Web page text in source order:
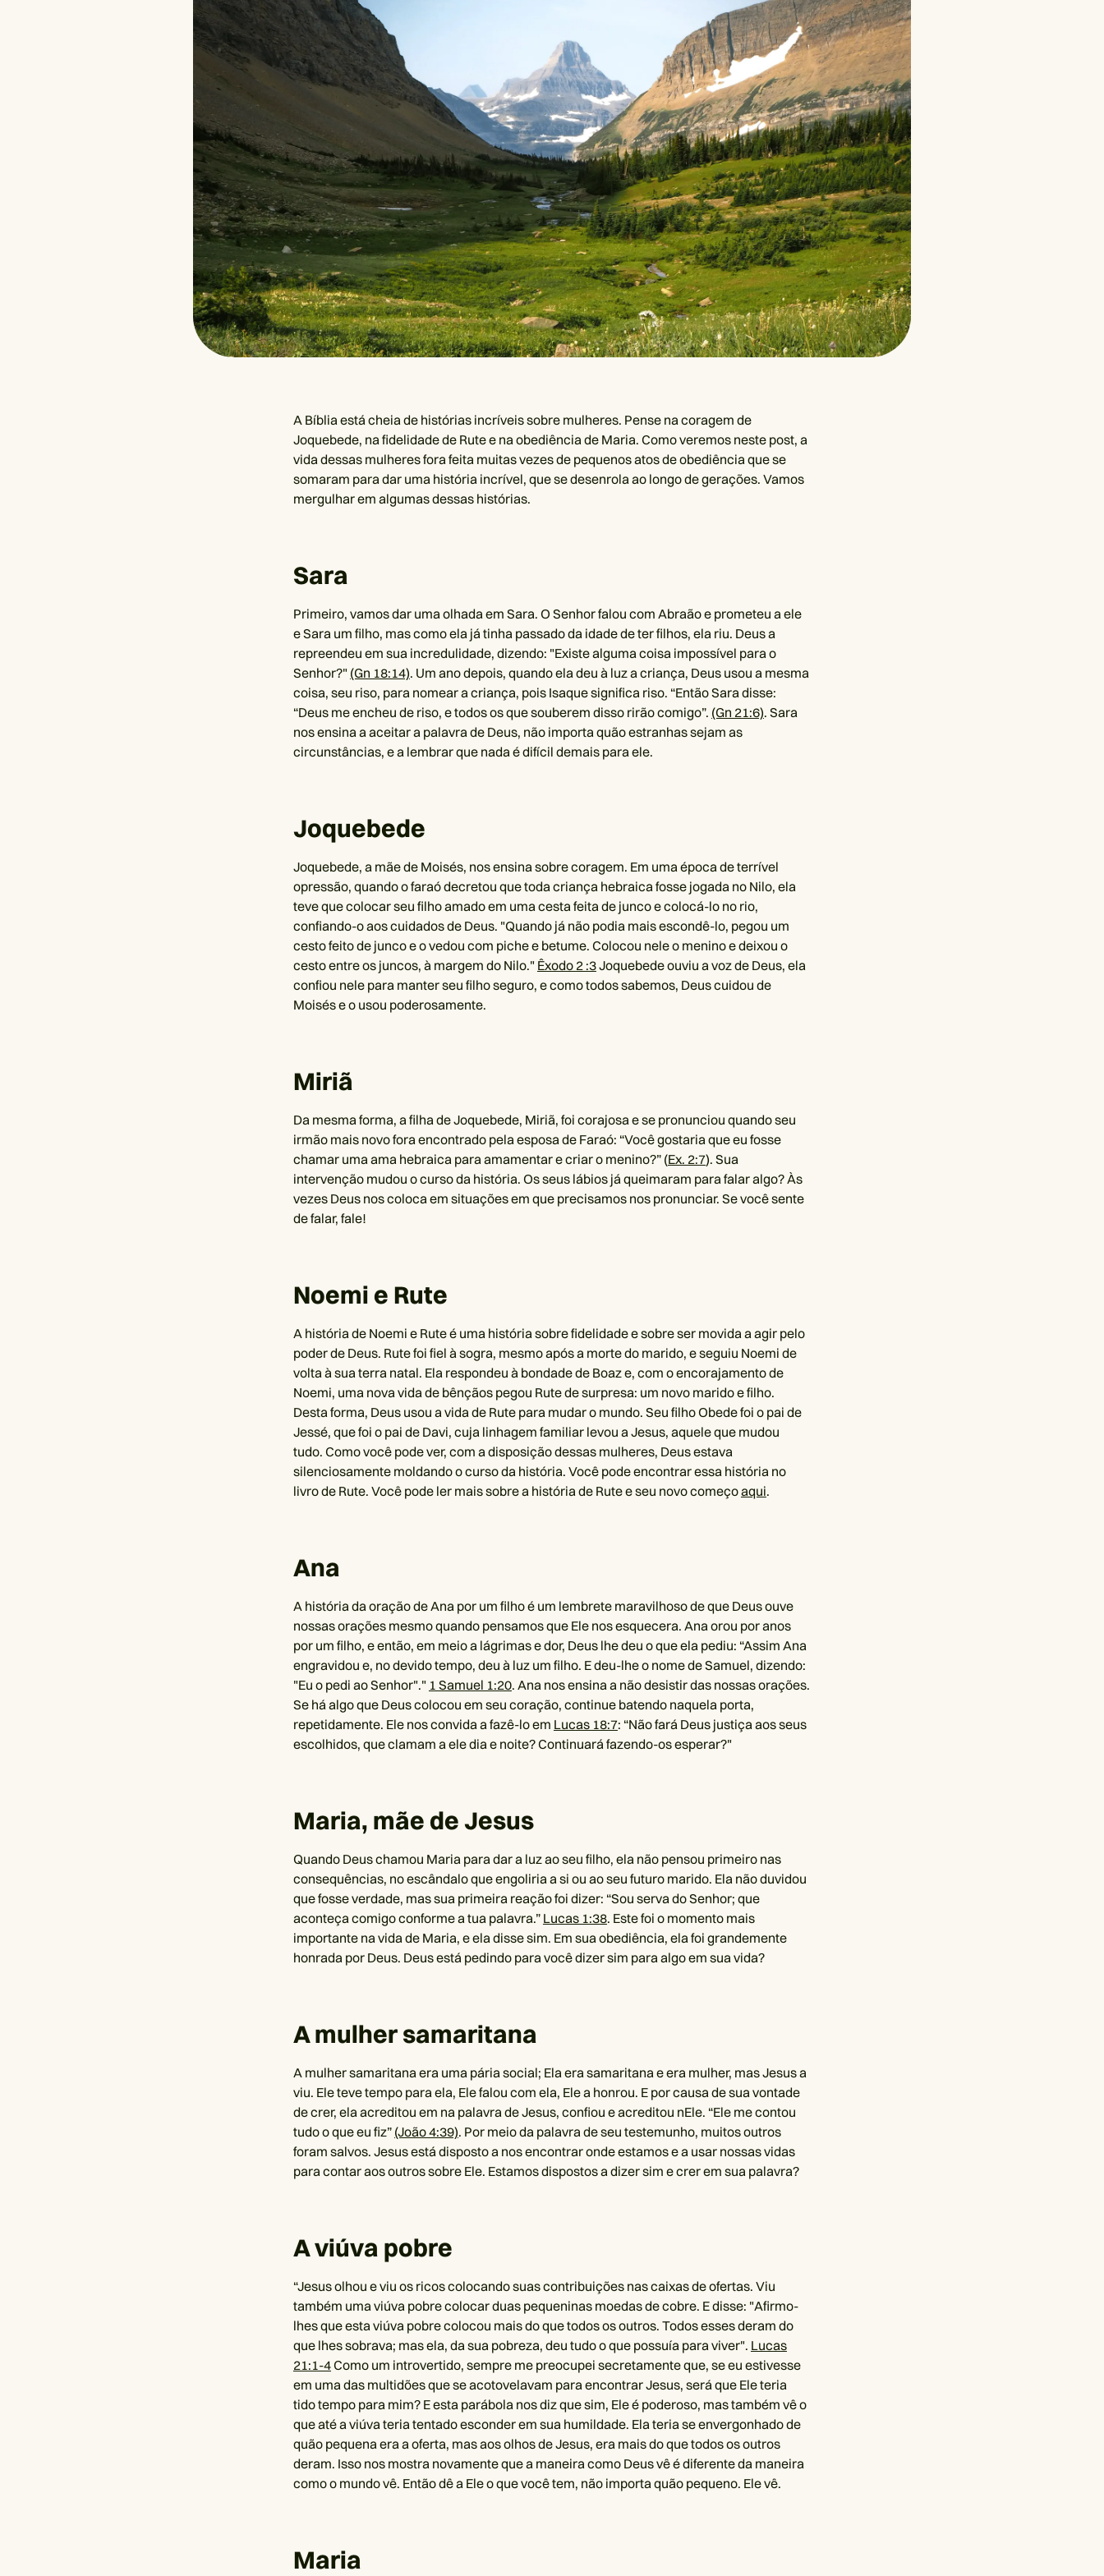
A Bíblia está cheia de histórias incríveis sobre mulheres. Pense na coragem de
Joquebede, na fidelidade de Rute e na obediência de Maria. Como veremos neste post, a
vida dessas mulheres fora feita muitas vezes de pequenos atos de obediência que se
somaram para dar uma história incrível, que se desenrola ao longo de gerações. Vamos
mergulhar em algumas dessas histórias.
Sara
Primeiro, vamos dar uma olhada em Sara. O Senhor falou com Abraão e prometeu a ele
e Sara um filho, mas como ela já tinha passado da idade de ter filhos, ela riu. Deus a
repreendeu em sua incredulidade, dizendo: "Existe alguma coisa impossível para o
Senhor?" (Gn 18:14). Um ano depois, quando ela deu à luz a criança, Deus usou a mesma
coisa, seu riso, para nomear a criança, pois Isaque significa riso. “Então Sara disse:
“Deus me encheu de riso, e todos os que souberem disso rirão comigo”. (Gn 21:6). Sara
nos ensina a aceitar a palavra de Deus, não importa quão estranhas sejam as
circunstâncias, e a lembrar que nada é difícil demais para ele.
Joquebede
Joquebede, a mãe de Moisés, nos ensina sobre coragem. Em uma época de terrível
opressão, quando o faraó decretou que toda criança hebraica fosse jogada no Nilo, ela
teve que colocar seu filho amado em uma cesta feita de junco e colocá-lo no rio,
confiando-o aos cuidados de Deus. "Quando já não podia mais escondê-lo, pegou um
cesto feito de junco e o vedou com piche e betume. Colocou nele o menino e deixou o
cesto entre os juncos, à margem do Nilo." Êxodo 2 :3Joquebede ouviu a voz de Deus, ela
confiou nele para manter seu filho seguro, e como todos sabemos, Deus cuidou de
Moisés e o usou poderosamente.
Miriã
Da mesma forma, a filha de Joquebede, Miriã, foi corajosa e se pronunciou quando seu
irmão mais novo fora encontrado pela esposa de Faraó: “Você gostaria que eu fosse
chamar uma ama hebraica para amamentar e criar o menino?” (Ex. 2:7). Sua
intervenção mudou o curso da história. Os seus lábios já queimaram para falar algo? Às
vezes Deus nos coloca em situações em que precisamos nos pronunciar. Se você sente
de falar, fale!
Noemi e Rute
A história de Noemi e Rute é uma história sobre fidelidade e sobre ser movida a agir pelo
poder de Deus. Rute foi fiel à sogra, mesmo após a morte do marido, e seguiu Noemi de
volta à sua terra natal. Ela respondeu à bondade de Boaz e, com o encorajamento de
Noemi, uma nova vida de bênçãos pegou Rute de surpresa: um novo marido e filho.
Desta forma, Deus usou a vida de Rute para mudar o mundo. Seu filho Obede foi o pai de
Jessé, que foi o pai de Davi, cuja linhagem familiar levou a Jesus, aquele que mudou
tudo. Como você pode ver, com a disposição dessas mulheres, Deus estava
silenciosamente moldando o curso da história. Você pode encontrar essa história no
livro de Rute. Você pode ler mais sobre a história de Rute e seu novo começoaqui.
Ana
A história da oração de Ana por um filho é um lembrete maravilhoso de que Deus ouve
nossas orações mesmo quando pensamos que Ele nos esquecera. Ana orou por anos
por um filho, e então, em meio a lágrimas e dor, Deus lhe deu o que ela pediu: “Assim Ana
engravidou e, no devido tempo, deu à luz um filho. E deu-lhe o nome de Samuel, dizendo:
"Eu o pedi ao Senhor"." 1 Samuel 1:20. Ana nos ensina a não desistir das nossas orações.
Se há algo que Deus colocou em seu coração, continue batendo naquela porta,
repetidamente. Ele nos convida a fazê-lo em Lucas 18:7: ​​“Não fará Deus justiça aos seus
escolhidos, que clamam a ele dia e noite? Continuará fazendo-os esperar?"
Maria, mãe de Jesus
Quando Deus chamou Maria para dar a luz ao seu filho, ela não pensou primeiro nas
consequências, no escândalo que engoliria a si ou ao seu futuro marido. Ela não duvidou
que fosse verdade, mas sua primeira reação foi dizer: “Sou serva do Senhor; que
aconteça comigo conforme a tua palavra.” Lucas 1:38. Este foi o momento mais
importante na vida de Maria, e ela disse sim. Em sua obediência, ela foi grandemente
honrada por Deus. Deus está pedindo para você dizer sim para algo em sua vida?
A mulher samaritana
A mulher samaritana era uma pária social; Ela era samaritana e era mulher, mas Jesus a
viu. Ele teve tempo para ela, Ele falou com ela, Ele a honrou. E por causa de sua vontade
de crer, ela acreditou em na palavra de Jesus, confiou e acreditou nEle. “Ele me contou
tudo o que eu fiz” (João 4:39). Por meio da palavra de seu testemunho, muitos outros
foram salvos. Jesus está disposto a nos encontrar onde estamos e a usar nossas vidas
para contar aos outros sobre Ele. Estamos dispostos a dizer sim e crer em sua palavra?
A viúva pobre
“Jesus olhou e viu os ricos colocando suas contribuições nas caixas de ofertas. Viu
também uma viúva pobre colocar duas pequeninas moedas de cobre. E disse: "Afirmo-
lhes que esta viúva pobre colocou mais do que todos os outros. Todos esses deram do
que lhes sobrava; mas ela, da sua pobreza, deu tudo o que possuía para viver". Lucas
21:1-4Como um introvertido, sempre me preocupei secretamente que, se eu estivesse
em uma das multidões que se acotovelavam para encontrar Jesus, será que Ele teria
tido tempo para mim? E esta parábola nos diz que sim, Ele é poderoso, mas também vê o
que até a viúva teria tentado esconder em sua humildade. Ela teria se envergonhado de
quão pequena era a oferta, mas aos olhos de Jesus, era mais do que todos os outros
deram. Isso nos mostra novamente que a maneira como Deus vê é diferente da maneira
como o mundo vê. Então dê a Ele o que você tem, não importa quão pequeno. Ele vê.
Maria